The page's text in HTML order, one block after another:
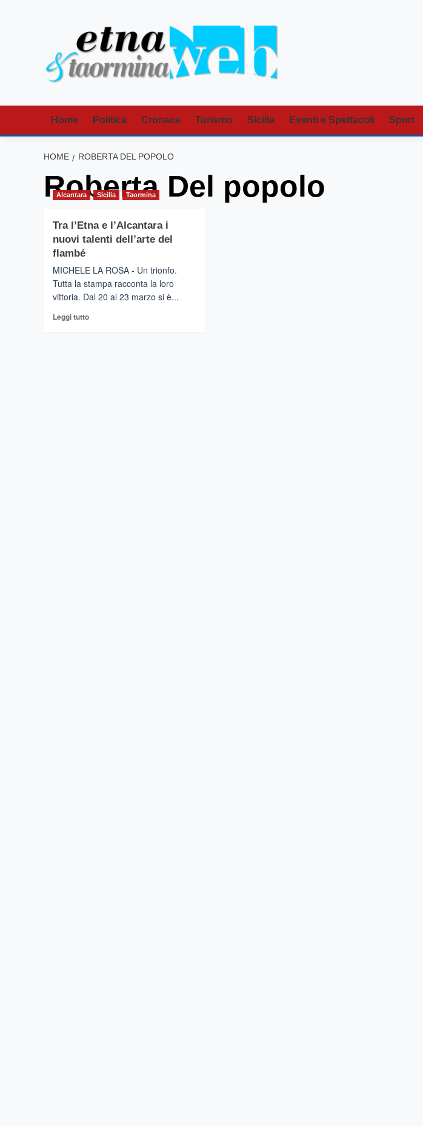
Home Politica Cronaca Turismo Sicilia Eventi e Spettacoli Sport
HOME ROBERTA DEL POPOLO
Roberta Del popolo
Alcantara Sicilia Taormina
Tra l’Etna e l’Alcantara i
nuovi talenti dell’arte del
flambé
MICHELE LA ROSA - Un trionfo.
Tutta la stampa racconta la loro
vittoria. Dal 20 al 23 marzo si è...
Leggi tuttoLeggi